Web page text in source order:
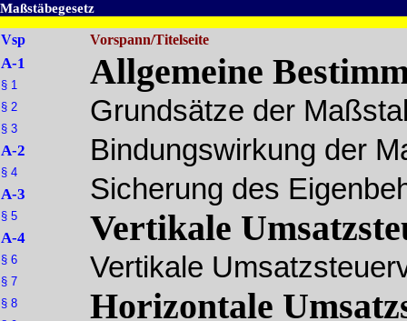
Maßstäbegesetz
Vsp Vorspann/Titelseite
A-1
§ 1
§ 2
§ 3
A-2
§ 4
A-3
§ 5
A-4
§ 6
§ 7
§ 8
Allgemeine
Grundsätze der
Bindungswirkung der
Sicherung des
Vertikale
Vertikale
Horizontale